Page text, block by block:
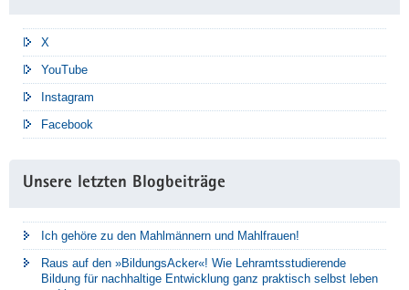
X
YouTube
Instagram
Facebook
Unsere letzten Blogbeiträge
Ich gehöre zu den Mahlmännern und Mahlfrauen!
Raus auf den »BildungsAcker«! Wie Lehramtsstudierende
Bildung für nachhaltige Entwicklung ganz praktisch selbst leben